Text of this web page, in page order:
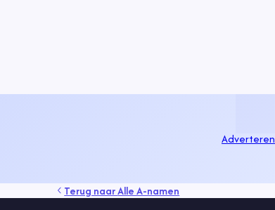
Adverteren
Terug naarAlle A-namen